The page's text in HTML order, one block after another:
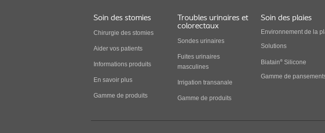
Soin des stomies
Chirurgie des stomies
Aider vos patients
Informations produits
En savoir plus
Gamme de produits
Troubles urinaires et
colorectaux
Sondes urinaires
Fuites urinaires
masculines
Irrigation transanale
Gamme de produits
Soin des plaies
Environnement de la
Solutions
Biatain® Silicone
Gamme de